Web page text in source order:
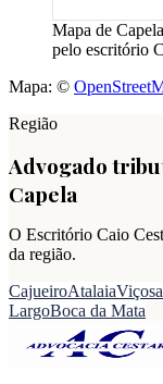
Mapa de Capela
pelo escritório
Mapa: ©
Região
Advogado
Capela
O Escritório Caio
da região.
CajueiroAtalaiaViçosa
LargoBoca da Mata